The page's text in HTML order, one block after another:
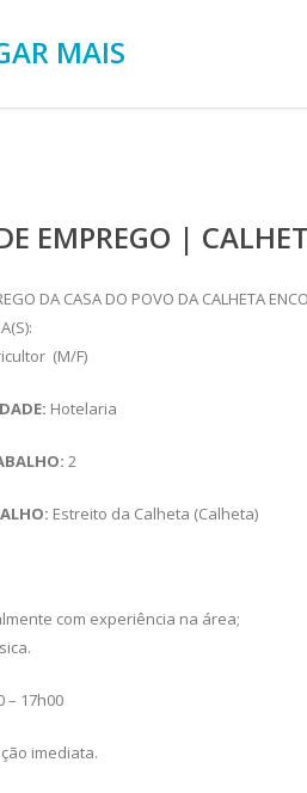
EMPREGO |
DA CASA DO POVO DA CALHETA
(M/F)
Hotelaria
2
Estreito da Calheta (Calheta)
com experiência na área;
– 17h00
imediata.